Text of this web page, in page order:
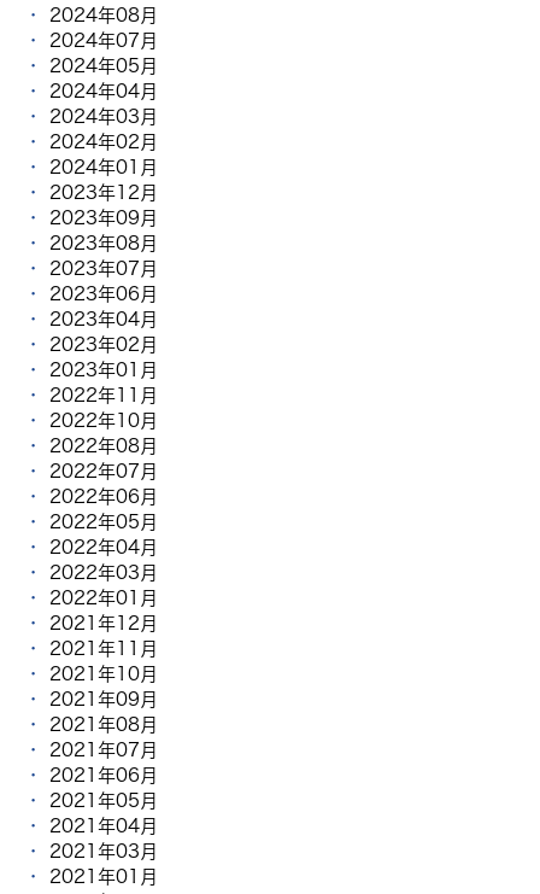
2024年08月
2024年07月
2024年05月
2024年04月
2024年03月
2024年02月
2024年01月
2023年12月
2023年09月
2023年08月
2023年07月
2023年06月
2023年04月
2023年02月
2023年01月
2022年11月
2022年10月
2022年08月
2022年07月
2022年06月
2022年05月
2022年04月
2022年03月
2022年01月
2021年12月
2021年11月
2021年10月
2021年09月
2021年08月
2021年07月
2021年06月
2021年05月
2021年04月
2021年03月
2021年01月